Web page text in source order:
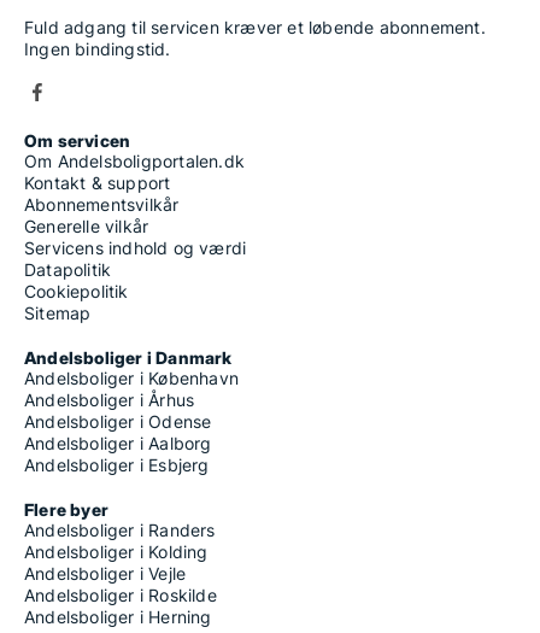
Fuld adgang til servicen kræver et løbende abonnement.
Ingen bindingstid.
Om servicen
Om Andelsboligportalen.dk
Kontakt & support
Abonnementsvilkår
Generelle vilkår
Servicens indhold og værdi
Datapolitik
Cookiepolitik
Sitemap
Andelsboliger i Danmark
Andelsboliger i København
Andelsboliger i Århus
Andelsboliger i Odense
Andelsboliger i Aalborg
Andelsboliger i Esbjerg
Flere byer
Andelsboliger i Randers
Andelsboliger i Kolding
Andelsboliger i Vejle
Andelsboliger i Roskilde
Andelsboliger i Herning